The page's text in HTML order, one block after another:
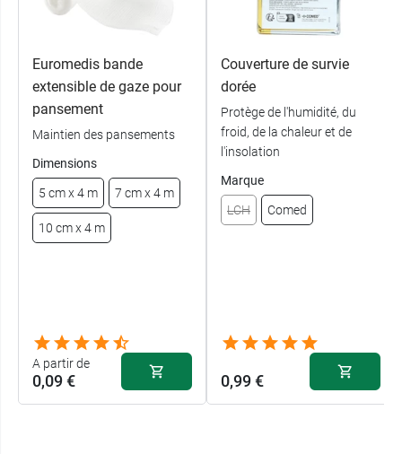
Euromedis bande
extensible de gaze pour
pansement
Maintien des pansements
Dimensions
5 cm x 4 m 7 cm x 4 m
10 cm x 4 m
A partir de
0,09 €
Couverture de survie
dorée
Protège de l'humidité, du
froid, de la chaleur et de
l'insolation
Marque
LCH Comed
0,99 €